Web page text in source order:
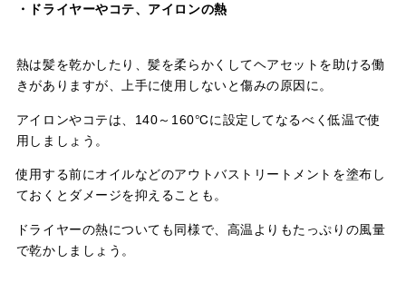
・ドライヤーやコテ、アイロンの熱
熱は髪を乾かしたり、髪を柔らかくしてヘアセットを助ける働
きがありますが、上手に使用しないと傷みの原因に。
アイロンやコテは、140～160℃に設定してなるべく低温で使
用しましょう。
使用する前にオイルなどのアウトバストリートメントを塗布し
ておくとダメージを抑えることも。
ドライヤーの熱についても同様で、高温よりもたっぷりの風量
で乾かしましょう。